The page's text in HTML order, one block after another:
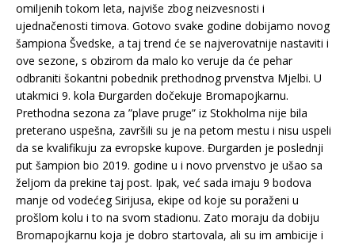
omiljenih tokom leta, najviše zbog neizvesnosti i
ujednačenosti timova. Gotovo svake godine dobijamo novog
šampiona Švedske, a taj trend će se najverovatnije nastaviti i
ove sezone, s obzirom da malo ko veruje da će pehar
odbraniti šokantni pobednik prethodnog prvenstva Mjelbi. U
utakmici 9. kola Đurgarden dočekuje Bromapojkarnu.
Prethodna sezona za ”plave pruge” iz Stokholma nije bila
preterano uspešna, završili su je na petom mestu i nisu uspeli
da se kvalifikuju za evropske kupove. Đurgarden je poslednji
put šampion bio 2019. godine u i novo prvenstvo je ušao sa
željom da prekine taj post. Ipak, već sada imaju 9 bodova
manje od vodećeg Sirijusa, ekipe od koje su poraženi u
prošlom kolu i to na svom stadionu. Zato moraju da dobiju
Bromapojkarnu koja je dobro startovala, ali su im ambicije i